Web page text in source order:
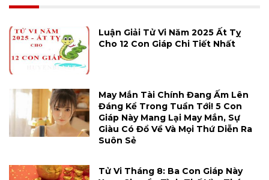
Luận Giải Tử Vi Năm 2025 Ất Tỵ
Cho 12 Con Giáp Chi Tiết Nhất
May Mắn Tài Chính Đang Ấm Lên
Đáng Kể Trong Tuần Tới! 5 Con
Giáp Này Mang Lại May Mắn, Sự
Giàu Có Đổ Về Và Mọi Thứ Diễn Ra
Suôn Sẻ
Tử Vi Tháng 8: Ba Con Giáp Này